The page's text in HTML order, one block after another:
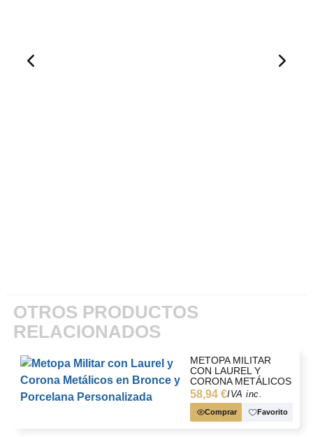
OTROS PRODUCTOS
RELACIONADOS
METOPA MILITAR
CON LAUREL Y
CORONA METÁLICOS
EN BRONCE Y
PORCELANA
PERSONALIZADA
58,94 €IVA inc.
Comprar Favorito